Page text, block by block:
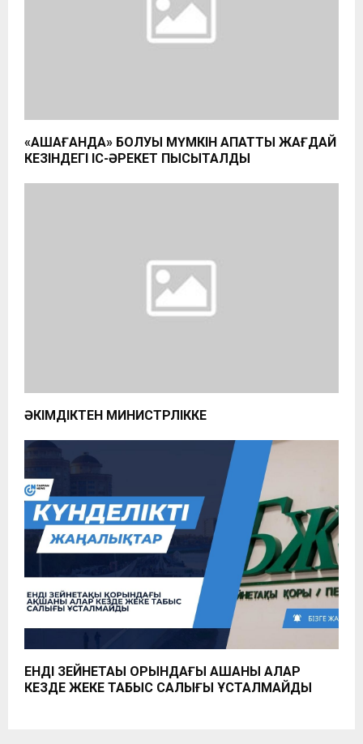
«ҚАШАҒАНДА» БОЛУЫ МҮМКІН АПАТТЫ ЖАҒДАЙ
КЕЗІНДЕГІ ІС-ӘРЕКЕТ ПЫСЫҚТАЛДЫ
ӘКІМДІКТЕН МИНИСТРЛІККЕ
ЕНДІ ЗЕЙНЕТАҚЫ ҚОРЫНДАҒЫ АҚШАНЫ АЛАР
КЕЗДЕ ЖЕКЕ ТАБЫС САЛЫҒЫ ҰСТАЛМАЙДЫ